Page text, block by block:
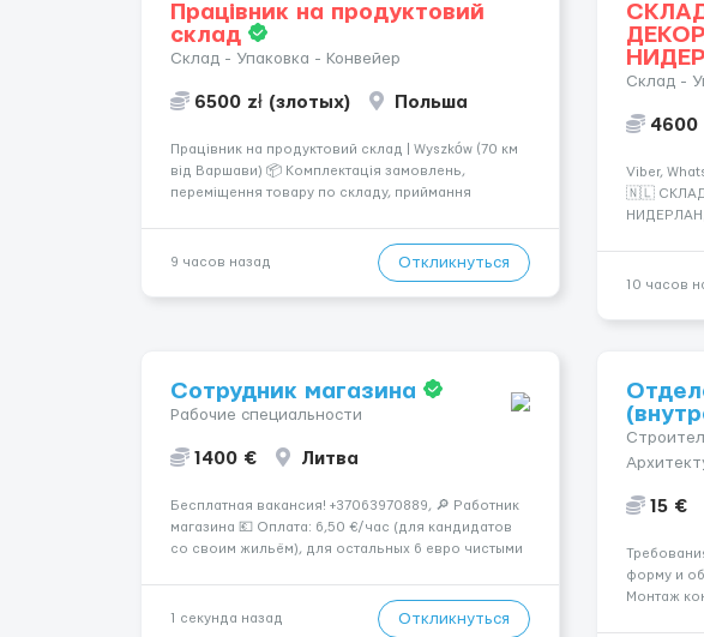
Працівник на продуктовий
склад
Склад - Упаковка - Конвейер
6500 zł (злотых) Польша
Працівник на продуктовий склад | Wyszków (70 км
від Варшави) 📦 Комплектація замовлень,
переміщення товару по складу, приймання
нетто, далі — акордна система оплати (можливий
9 часов назад Откликнуться
Склад -
4600
Viber,
🇳🇱 СКЛАД
10 часов
Сотрудник магазина
Рабочие специальности
1400 € Литва
Бесплатная вакансия! +37063970889, 🔎 Работник
магазина 💶 Оплата: 6,50 €/час (для кандидатов
со своим жильём), для остальных 6 евро чистыми
работать &bul...
1 секунда назад Откликнуться
15 €
форму и
Монтаж